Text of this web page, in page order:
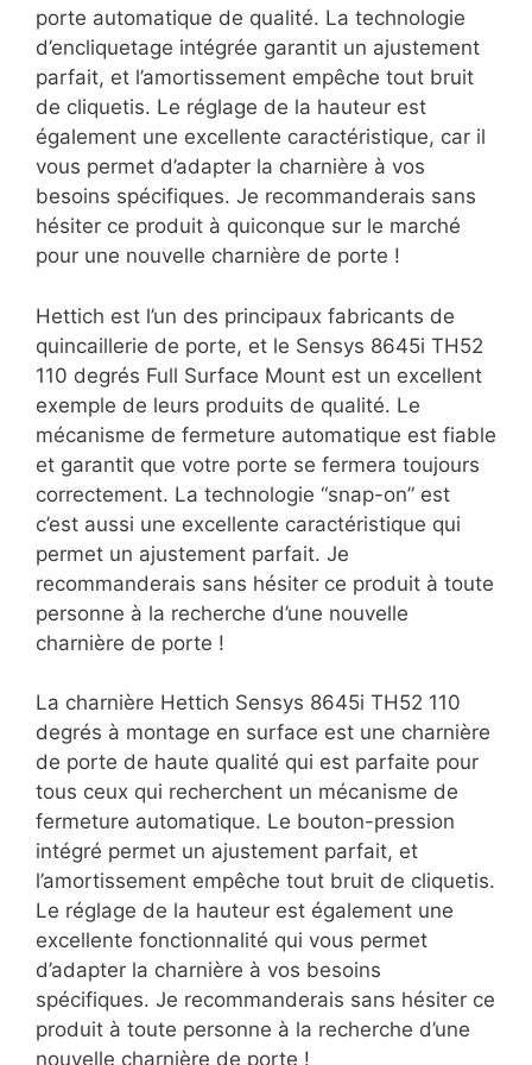
porte automatique de qualité. La technologie
d’encliquetage intégrée garantit un ajustement
parfait, et l’amortissement empêche tout bruit
de cliquetis. Le réglage de la hauteur est
également une excellente caractéristique, car il
vous permet d’adapter la charnière à vos
besoins spécifiques. Je recommanderais sans
hésiter ce produit à quiconque sur le marché
pour une nouvelle charnière de porte !
Hettich est l’un des principaux fabricants de
quincaillerie de porte, et le Sensys 8645i TH52
110 degrés Full Surface Mount est un excellent
exemple de leurs produits de qualité. Le
mécanisme de fermeture automatique est fiable
et garantit que votre porte se fermera toujours
correctement. La technologie “snap-on” est
c’est aussi une excellente caractéristique qui
permet un ajustement parfait. Je
recommanderais sans hésiter ce produit à toute
personne à la recherche d’une nouvelle
charnière de porte !
La charnière Hettich Sensys 8645i TH52 110
degrés à montage en surface est une charnière
de porte de haute qualité qui est parfaite pour
tous ceux qui recherchent un mécanisme de
fermeture automatique. Le bouton-pression
intégré permet un ajustement parfait, et
l’amortissement empêche tout bruit de cliquetis.
Le réglage de la hauteur est également une
excellente fonctionnalité qui vous permet
d’adapter la charnière à vos besoins
spécifiques. Je recommanderais sans hésiter ce
produit à toute personne à la recherche d’une
nouvelle charnière de porte !